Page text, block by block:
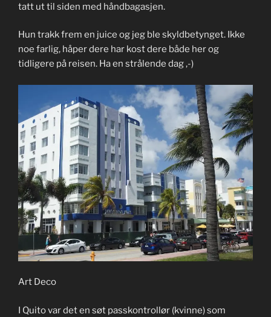
tatt ut til siden med håndbagasjen.
Hun trakk frem en juice og jeg ble skyldbetynget. Ikke
noe farlig, håper dere har kost dere både her og
tidligere på reisen. Ha en strålende dag ,-)
Art Deco
I Quito var det en søt passkontrollør (kvinne) som